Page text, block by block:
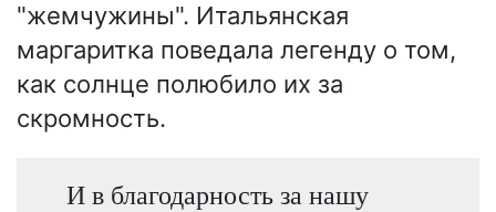
"жемчужины". Итальянская
маргаритка поведала легенду о том,
как солнце полюбило их за
скромность.
И в благодарность за нашу